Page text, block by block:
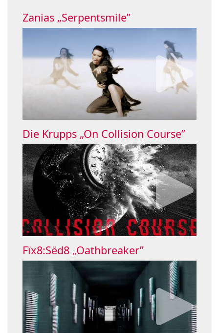
Zanias „Serpentsmile”
Die Krupps „On Collision Course”
Fïx8:Sëd8 „Oathbreaker”